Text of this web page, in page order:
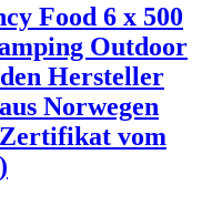
Food 6 x 500
Outdoor
Hersteller
Norwegen
Zertifikat vom